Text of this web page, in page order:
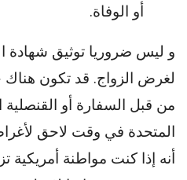
أو الوفاة.
و ليس ضروريا توثيق شهادة
لغرض الزواج. قد تكون
من قبل السفارة أو القنصلية
المتحدة في وقت لاحق
أنه إذا كنت مواطنة أمريكية